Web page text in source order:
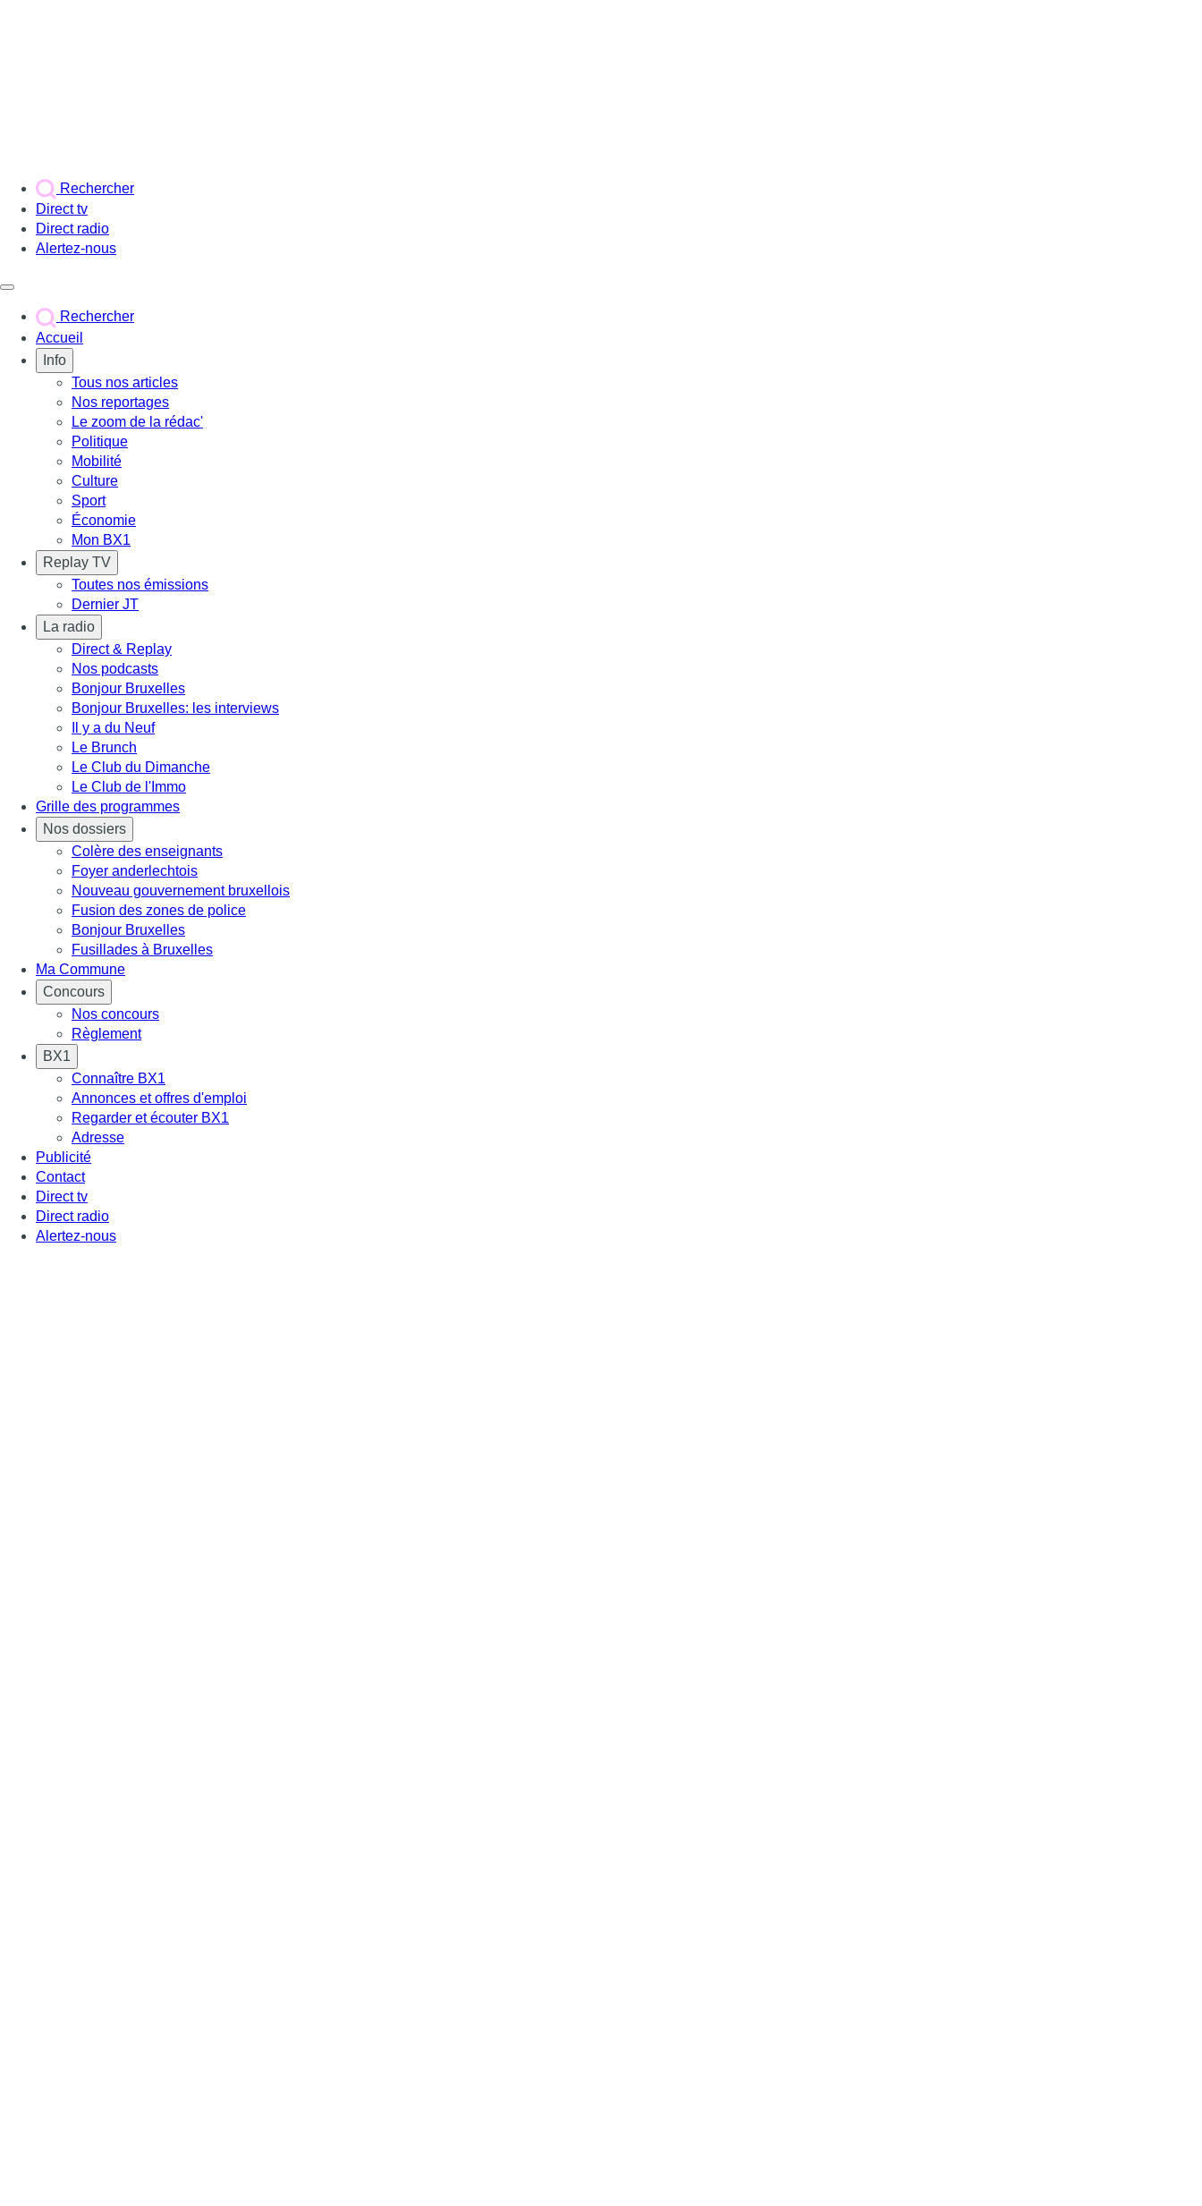
Rechercher
Direct tv
Direct radio
Alertez-nous
Rechercher
Accueil
Info
Tous nos articles
Nos reportages
Le zoom de la rédac'
Politique
Mobilité
Culture
Sport
Économie
Mon BX1
Replay TV
Toutes nos émissions
Dernier JT
La radio
Direct & Replay
Nos podcasts
Bonjour Bruxelles
Bonjour Bruxelles: les interviews
Il y a du Neuf
Le Brunch
Le Club du Dimanche
Le Club de l'Immo
Grille des programmes
Nos dossiers
Colère des enseignants
Foyer anderlechtois
Nouveau gouvernement bruxellois
Fusion des zones de police
Bonjour Bruxelles
Fusillades à Bruxelles
Ma Commune
Concours
Nos concours
Règlement
BX1
Connaître BX1
Annonces et offres d'emploi
Regarder et écouter BX1
Adresse
Publicité
Contact
Direct tv
Direct radio
Alertez-nous